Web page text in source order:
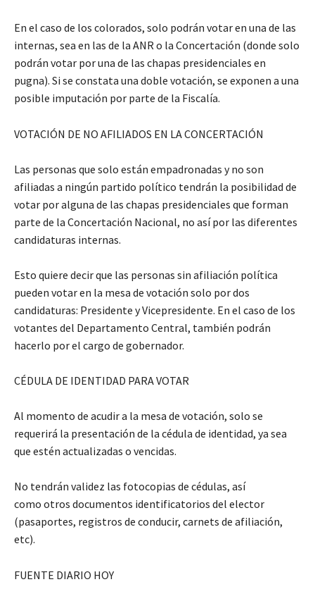
En el caso de los colorados, solo podrán votar en una de las
internas, sea en las de la ANR o la Concertación (donde solo
podrán votar por una de las chapas presidenciales en
pugna). Si se constata una doble votación, se exponen a una
posible imputación por parte de la Fiscalía.
VOTACIÓN DE NO AFILIADOS EN LA CONCERTACIÓN
Las personas que solo están empadronadas y no son
afiliadas a ningún partido político tendrán la posibilidad de
votar por alguna de las chapas presidenciales que forman
parte de la Concertación Nacional, no así por las diferentes
candidaturas internas.
Esto quiere decir que las personas sin afiliación política
pueden votar en la mesa de votación solo por dos
candidaturas: Presidente y Vicepresidente. En el caso de los
votantes del Departamento Central, también podrán
hacerlo por el cargo de gobernador.
CÉDULA DE IDENTIDAD PARA VOTAR
Al momento de acudir a la mesa de votación, solo se
requerirá la presentación de la cédula de identidad, ya sea
que estén actualizadas o vencidas.
No tendrán validez las fotocopias de cédulas, así
como otros documentos identificatorios del elector
(pasaportes, registros de conducir, carnets de afiliación,
etc).
FUENTE DIARIO HOY